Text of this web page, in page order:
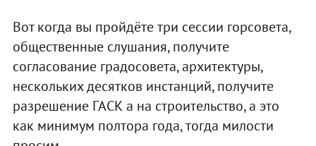
Вот когда вы пройдёте три сессии горсовета,
общественные слушания, получите
согласование градосовета, архитектуры,
нескольких десятков инстанций, получите
разрешение ГАСК а на строительство, а это
как минимум полтора года, тогда милости